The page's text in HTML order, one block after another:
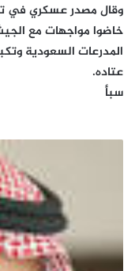
وقال مصدر عسكري في
خاضوا مواجهات مع
المدرعات السعودية
عتاده.
سبأ